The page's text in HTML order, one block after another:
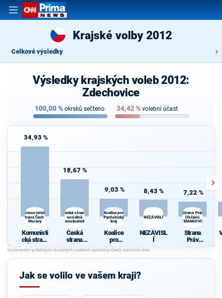
Krajské volby 2012
Celkové výsledky
Výsledky krajských voleb 2012:
Zdechovice
100,00% okrsků sečteno 34,42% volební účast
34,93 %
Komunistická
strana Čech a
Moravy
Komunisti
cká strana
Čech a
Moravy
18,67 %
Česká strana
sociálně
demokratická
Česká
strana
sociálně
demokrati
cká
9,03 %
Koalice pro
Pardubický
kraj
Koalice
pro
Pardubick
ý kraj
8,43 %
NEZÁVISLÍ
NEZÁVISL
Í
7,22 %
Strana Práv
Občanů
ZEMANOVCI
Strana
Práv
Občanů
VCI
Jak se volilo ve vašem kraji?